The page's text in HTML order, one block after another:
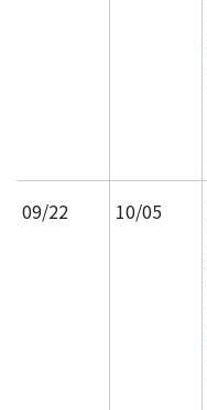
09/22 10/05